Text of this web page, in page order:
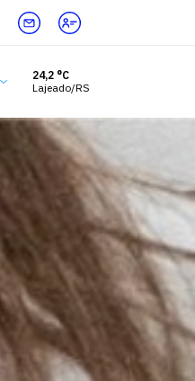
24,2 °C
Lajeado/RS